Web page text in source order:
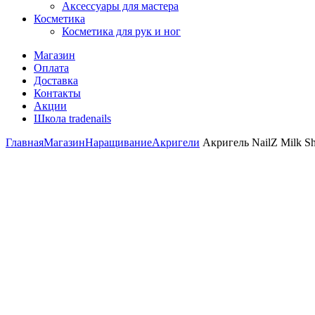
Аксессуары для мастера
Косметика
Косметика для рук и ног
Магазин
Оплата
Доставка
Контакты
Акции
Школа tradenails
ГлавнаяМагазинНаращиваниеАкригели Акригель NailZ Milk